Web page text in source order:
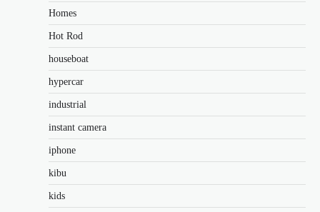
Homes
Hot Rod
houseboat
hypercar
industrial
instant camera
iphone
kibu
kids